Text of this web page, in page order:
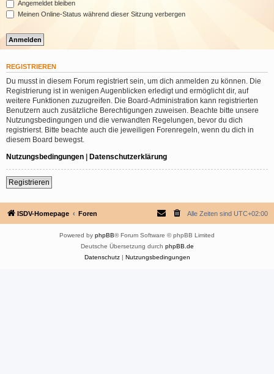
Angemeldet bleiben
Meinen Online-Status während dieser Sitzung verbergen
REGISTRIEREN
Du musst in diesem Forum registriert sein, um dich anmelden zu können. Die
Registrierung ist in wenigen Augenblicken erledigt und ermöglicht dir, auf
weitere Funktionen zuzugreifen. Die Board-Administration kann registrierten
Benutzern auch zusätzliche Berechtigungen zuweisen. Beachte bitte unsere
Nutzungsbedingungen und die verwandten Regelungen, bevor du dich
registrierst. Bitte beachte auch die jeweiligen Forenregeln, wenn du dich in
diesem Board bewegst.
Nutzungsbedingungen | Datenschutzerklärung
Registrieren
ISDV-Homepage Foren Alle Zeiten sind UTC+02:00
Powered by phpBB® Forum Software © phpBB Limited
Deutsche Übersetzung durch phpBB.de
Datenschutz| Nutzungsbedingungen